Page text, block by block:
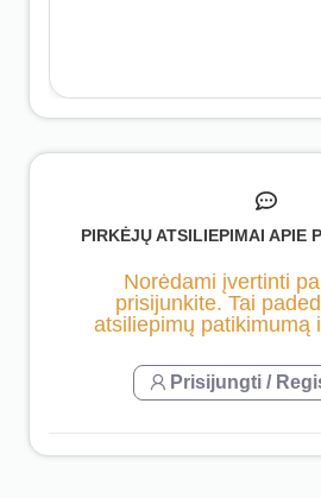
PIRKĖJŲ ATSILIEPIMAI APIE
Norėdami įvertinti
prisijunkite. Tai
atsiliepimų patikimumą
Prisijungti /